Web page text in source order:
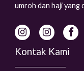
umroh dan haji yang
Kontak Kami